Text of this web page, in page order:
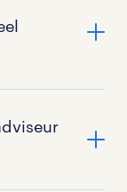
is dat we je
een online